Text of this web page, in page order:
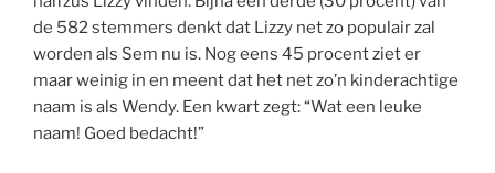
de 582 stemmers denkt dat Lizzy net zo populair zal
worden als Sem nu is. Nog eens 45 procent ziet er
maar weinig in en meent dat het net zo’n kinderachtige
naam is als Wendy. Een kwart zegt: “Wat een leuke
naam! Goed bedacht!”